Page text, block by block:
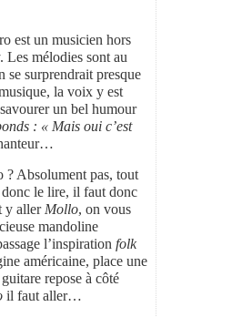
est un musicien hors
mélodies sont au
se surprendrait presque
la voix y est
un bel humour
: « Mais oui c’est
? Absolument pas, tout
le lire, il faut donc
y aller Mollo, on vous
mandoline
l’inspiration folk
américaine, place une
repose à côté
il faut aller…